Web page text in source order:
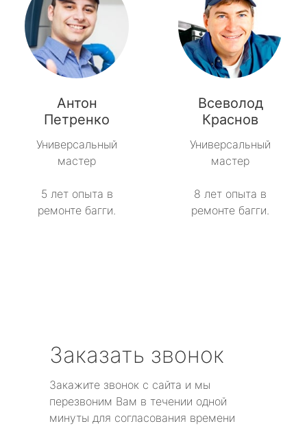
Антон
Петренко
Универсальный
мастер
5 лет опыта в
ремонте багги.
Всеволод
Краснов
Универсальный
мастер
8 лет опыта в
ремонте багги.
Заказать звонок
Закажите звонок с сайта и мы
перезвоним Вам в течении одной
минуты для согласования времени